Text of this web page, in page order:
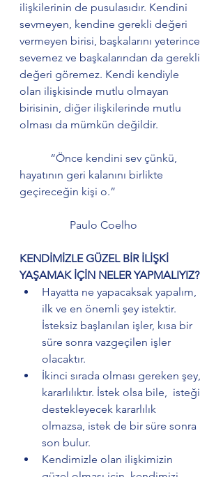
ilişkilerinin de pusulasıdır. Kendini
sevmeyen, kendine gerekli değeri
vermeyen birisi, başkalarını yeterince
sevemez ve başkalarından da gerekli
değeri göremez. Kendi kendiyle
olan ilişkisinde mutlu olmayan
birisinin, diğer ilişkilerinde mutlu
olması da mümkün değildir.
hayatının geri kalanını birlikte
geçireceğin kişi o.”
                  Paulo Coelho
KENDİMİZLE GÜZEL BİR İLİŞKİ
YAŞAMAK İÇİN NELER YAPMALIYIZ?
Hayatta ne yapacaksak yapalım,
ilk ve en önemli şey istektir.
İsteksiz başlanılan işler, kısa bir
süre sonra vazgeçilen işler
olacaktır.
İkinci sırada olması gereken şey,
kararlılıktır. İstek olsa bile,  isteği
destekleyecek kararlılık
olmazsa, istek de bir süre sonra
son bulur.
Kendimizle olan ilişkimizin